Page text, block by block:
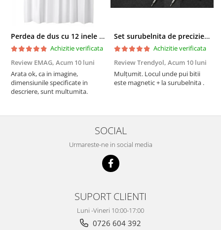
Perdea de dus cu 12 inele plastic incluse, 200x180 cm, alba
Achizitie verificata
Review EMAG, Acum 10 luni
Arata ok, ca in imagine,
dimensiunile specificate in
descriere, sunt multumita.
Set surubelnita de precizie cu 24 de capete, cutie glisanta
Achizitie verificata
Review Trendyol, Acum 10 luni
Mulțumit. Locul unde pui bitii
este magnetic + la surubelnita .
SOCIAL
Urmareste-ne in social media
SUPORT CLIENTI
Luni -Vineri 10:00-17:00
0726 604 392